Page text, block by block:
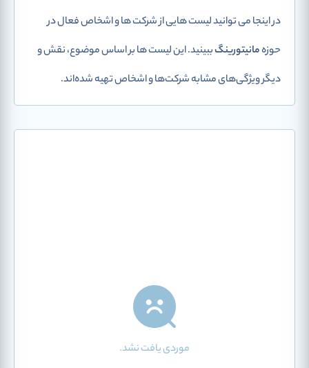
در اینجا می توانید لیست هایی از شرکت ها و اشخاص فعال در
حوزهمانیتورینگببینید. این لیست ها بر اساس موضوع، نقش و
دیگر ویژگی‌های مشابه شرکت‌ها و اشخاص تهیه شده‌اند.
موردی یافت نشد.